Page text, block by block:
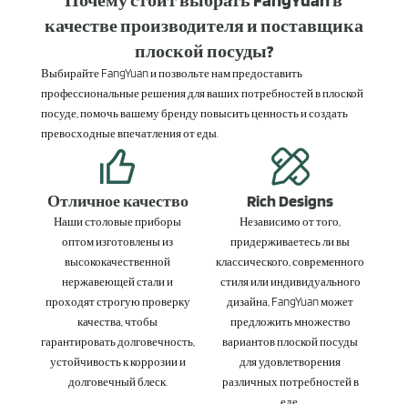
качестве производителя и поставщика
плоской посуды?
Выбирайте FangYuan и позвольте нам предоставить
профессиональные решения для ваших потребностей в плоской
посуде, помочь вашему бренду повысить ценность и создать
превосходные впечатления от еды.
Отличное качество
Наши столовые приборы
оптом изготовлены из
высококачественной
нержавеющей стали и
проходят строгую проверку
качества, чтобы
гарантировать долговечность,
устойчивость к коррозии и
долговечный блеск.
Rich Designs
Независимо от того,
придерживаетесь ли вы
классического, современного
стиля или индивидуального
дизайна, FangYuan может
предложить множество
вариантов плоской посуды
для удовлетворения
различных потребностей в